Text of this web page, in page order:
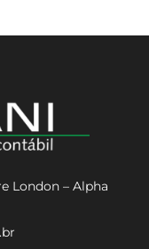
London – Alpha